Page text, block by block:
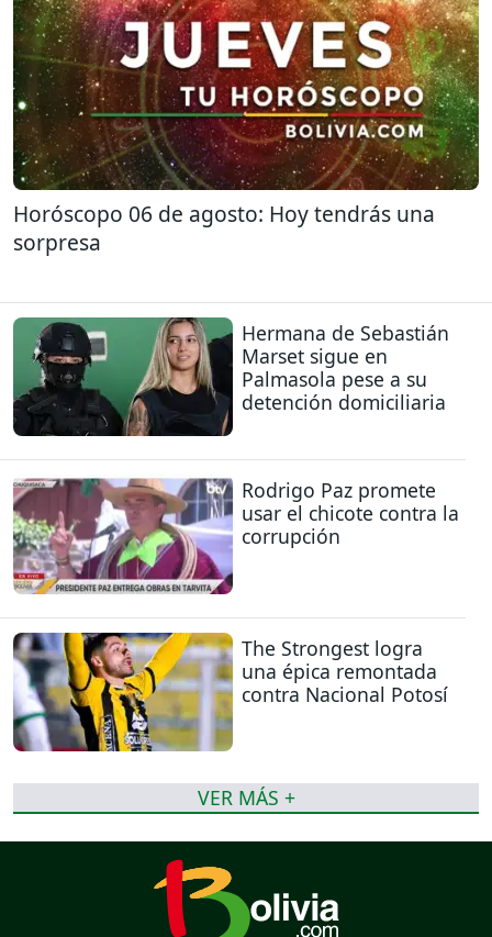
Horóscopo 06 de agosto: Hoy tendrás una
sorpresa
Hermana de Sebastián
Marset sigue en
Palmasola pese a su
detención domiciliaria
Rodrigo Paz promete
usar el chicote contra la
corrupción
The Strongest logra
una épica remontada
contra Nacional Potosí
VER MÁS +